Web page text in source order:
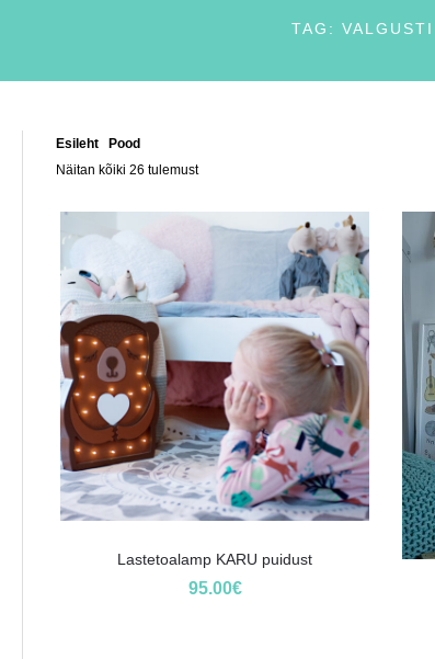
TAG: VALGUSTI
Esileht /Pood
Näitan kõiki 26 tulemust
Lastetoalamp KARU puidust
95.00€